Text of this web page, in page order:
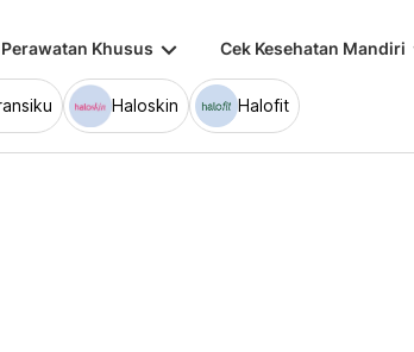
Perawatan Khusus keyboard_arrow_down Cek Kesehatan Mandiri
Haloskin Halofit